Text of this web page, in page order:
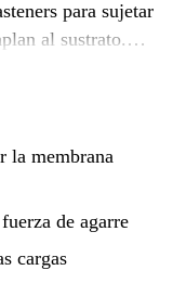
para sujetar
al sustrato.
la membrana
de agarre
cargas